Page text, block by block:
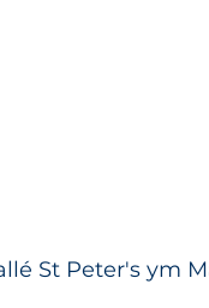
St Peter's ym